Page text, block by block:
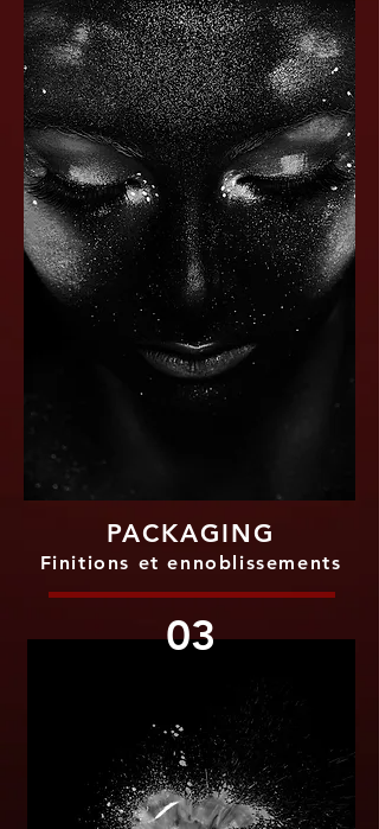
PACKAGING
Finitions et ennoblissements
03